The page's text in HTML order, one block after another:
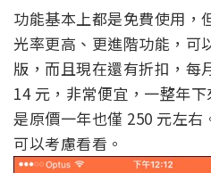
功能基本上都是免費使用，
光率更高、更進階功能，可
版，而且現在還有折扣，每
14 元，非常便宜，一整年
是原價一年也僅 250 元左
可以考慮看看。